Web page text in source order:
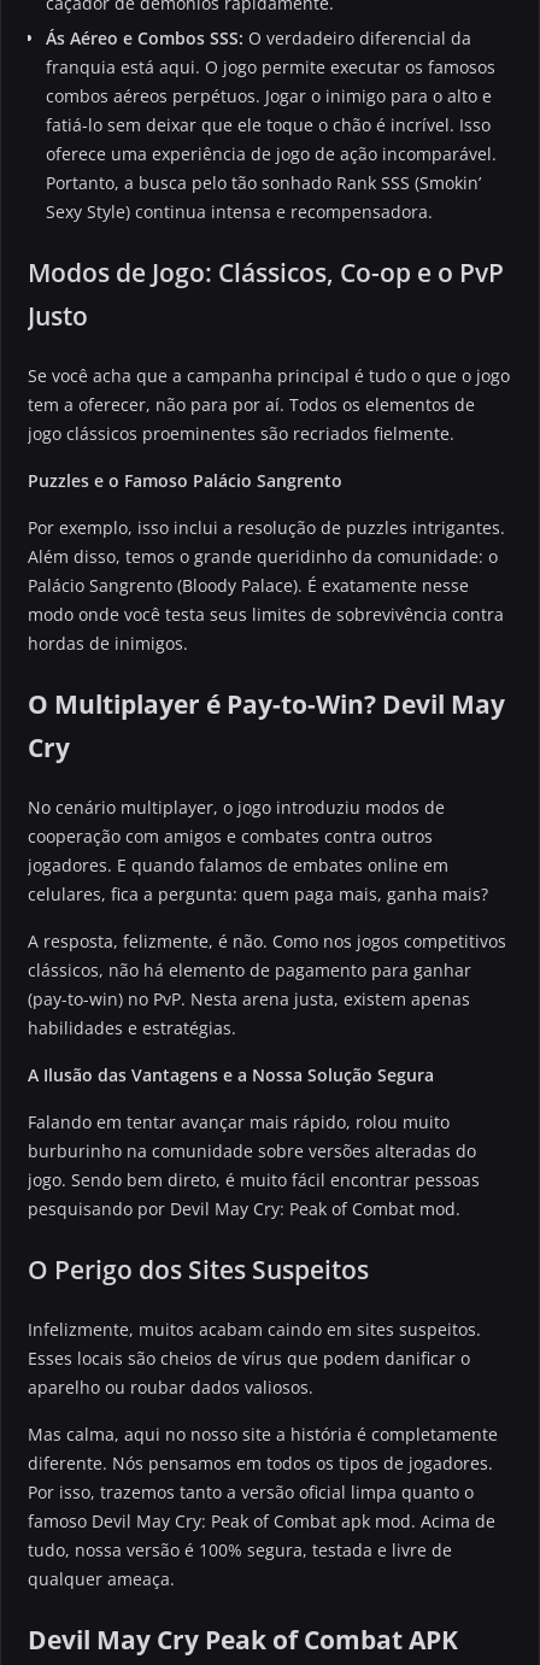
Ás Aéreo e Combos SSS: O verdadeiro diferencial da
franquia está aqui. O jogo permite executar os famosos
combos aéreos perpétuos. Jogar o inimigo para o alto e
fatiá-lo sem deixar que ele toque o chão é incrível. Isso
oferece uma experiência de jogo de ação incomparável.
Portanto, a busca pelo tão sonhado Rank SSS (Smokin’
Sexy Style) continua intensa e recompensadora.
Modos de Jogo: Clássicos, Co-op e o PvP
Justo
Se você acha que a campanha principal é tudo o que o jogo
tem a oferecer, não para por aí. Todos os elementos de
jogo clássicos proeminentes são recriados fielmente.
Puzzles e o Famoso Palácio Sangrento
Por exemplo, isso inclui a resolução de puzzles intrigantes.
Além disso, temos o grande queridinho da comunidade: o
Palácio Sangrento (Bloody Palace). É exatamente nesse
modo onde você testa seus limites de sobrevivência contra
hordas de inimigos.
O Multiplayer é Pay-to-Win? Devil May
Cry
No cenário multiplayer, o jogo introduziu modos de
cooperação com amigos e combates contra outros
jogadores. E quando falamos de embates online em
celulares, fica a pergunta: quem paga mais, ganha mais?
A resposta, felizmente, é não. Como nos jogos competitivos
clássicos, não há elemento de pagamento para ganhar
(pay-to-win) no PvP. Nesta arena justa, existem apenas
habilidades e estratégias.
A Ilusão das Vantagens e a Nossa Solução Segura
Falando em tentar avançar mais rápido, rolou muito
burburinho na comunidade sobre versões alteradas do
jogo. Sendo bem direto, é muito fácil encontrar pessoas
pesquisando por Devil May Cry: Peak of Combat mod.
O Perigo dos Sites Suspeitos
Infelizmente, muitos acabam caindo em sites suspeitos.
Esses locais são cheios de vírus que podem danificar o
aparelho ou roubar dados valiosos.
Mas calma, aqui no nosso site a história é completamente
diferente. Nós pensamos em todos os tipos de jogadores.
Por isso, trazemos tanto a versão oficial limpa quanto o
famoso Devil May Cry: Peak of Combat apk mod. Acima de
tudo, nossa versão é 100% segura, testada e livre de
qualquer ameaça.
Devil May Cry Peak of Combat APK